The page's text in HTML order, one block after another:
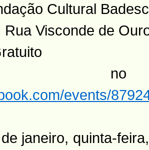
Cultural Badesc
Rua Visconde de
events/
janeiro, quinta-feira,